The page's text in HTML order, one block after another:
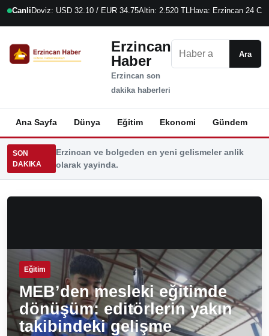
Canli Doviz: USD 32.10 / EUR 34.75Altin: 2.520 TLHava: Erzincan 24 C
Erzincan
Haber
Erzincan son
dakika haberleri
Ara
Ana Sayfa Dünya Eğitim Ekonomi Gündem
SON
DAKIKA
Erzincan ve bolgeden en yeni gelismeler anlik
olarak yayinda.
Eğitim
MEB’den mesleki eğitimde
dönüşüm: editörlerin yakın
takibindeki gelişme